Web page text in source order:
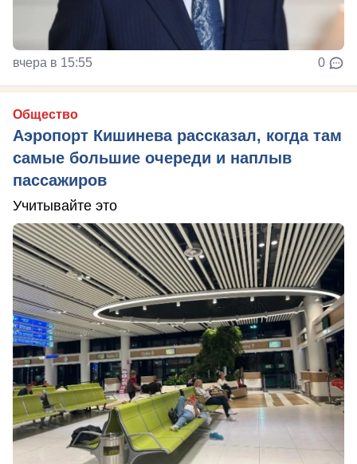
вчера в 15:55 0
Общество
Аэропорт Кишинева рассказал, когда там
самые большие очереди и наплыв
пассажиров
Учитывайте это